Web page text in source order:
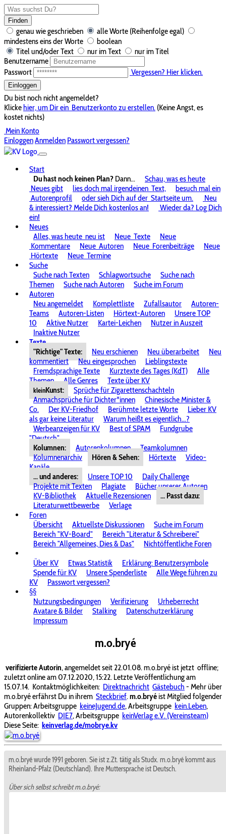
Finden
genau wie geschrieben
alle Worte (Reihenfolge egal)
mindestens eins der Worte
boolean
Titel und/oder Text
nur im Text
nur im Titel
Benutzername
Passwort
Vergessen? Hier klicken.
Einloggen
Du bist noch nicht angemeldet?
Klickehier, um Dir ein Benutzerkonto zu erstellen. (Keine Angst, es
kostet nichts)
Mein Konto
EinloggenAnmelden Passwort vergessen?
Start
Du hast noch keinen Plan? Dann...
Schau, was es heute
Neues gibt
lies doch mal irgendeinen Text,
besuch mal ein
Autorenprofil
oder sieh Dich auf der Startseite um.
Neu
& interessiert? Melde Dich kostenlos an!
Wieder da? Log Dich
ein!
Neues
Alles, was heute neu ist Neue Texte
Neue
Kommentare
Neue Autoren Neue Forenbeiträge
Neue
Hörtexte
Neue Termine
Suche
Suche nach Texten
Schlagwortsuche
Suche nach
Themen
Suche nach Autoren
Suche im Forum
Autoren
Neu angemeldet
Komplettliste Zufallsautor
Autoren-
Teams
Autoren-Listen Hörtext-Autoren
Unsere TOP
10
Aktive Nutzer Kartei-Leichen
Nutzer in Auszeit
Inaktive Nutzer
Texte
"Richtige" Texte:
Neu erschienen Neu überarbeitet
Neu
kommentiert
Neu eingesprochen
Lieblingstexte
Fremdsprachige Texte
Kurztexte des Tages (KdT)
Alle
Themen
Alle Genres Texte über KV
kleinKunst:
Sprüche für Zigarettenschachteln
Anmachsprüche für Dichter*innen
Chinesische Minister &
Co.
Der KV-Friedhof Berühmte letzte Worte
Lieber KV
als gar keine Literatur
Warum heißt es eigentlich...?
Werbeanzeigen für KV
Best of SPAM
Fundgrube
"Deutsch"
Kolumnen:
Autorenkolumnen
Teamkolumnen
Kolumnenarchiv
Hören & Sehen: Hörtexte
Video-
Kanäle
... und anderes:
Unsere TOP 10
Daily Challenge
Projekte mit Texten
Plagiate
Bücher unserer Autoren
KV-Bibliothek
Aktuelle Rezensionen
... Passt dazu:
Literaturwettbewerbe
Verlage
Foren
Übersicht
Aktuellste Diskussionen
Suche im Forum
Bereich "KV-Board"
Bereich "Literatur & Schreiberei"
Bereich "Allgemeines, Dies & Das"
Nichtöffentliche Foren
Über KV
Etwas Statistik
Erklärung: Benutzersymbole
Spende für KV
Unsere Spenderliste
Alle Wege führen zu
KV
Passwort vergessen?
§§
Nutzungsbedingungen
Verifizierung
Urheberrecht
Avatare & Bilder
Stalking
Datenschutzerklärung
Impressum
m.o.bryé
verifizierte Autorin, angemeldet seit 22.01.08. m.o.bryé ist jetzt offline;
zuletzt online am 07.12.2020, 15:22. Letzte Veröffentlichung am
15.07.14. Kontaktmöglichkeiten: Direktnachricht Gästebuch - Mehr über
m.o.bryé erfährst Du in ihrem Steckbrief.m.o.bryé ist Mitglied folgender
Gruppen: Arbeitsgruppe keineJugend.de, Arbeitsgruppe kein.Leben,
Autorenkollektiv DIE7, Arbeitsgruppe keinVerlag e.V. (Vereinsteam)
Diese Seite: keinverlag.de/mobrye.kv
m.o.bryé wurde 1991 geboren. Sie ist z.Zt. tätig als Studx. m.o.bryé kommt aus
Rheinland-Pfalz (Deutschland). Ihre Muttersprache ist Deutsch.
Über sich selbst schreibt m.o.bryé: